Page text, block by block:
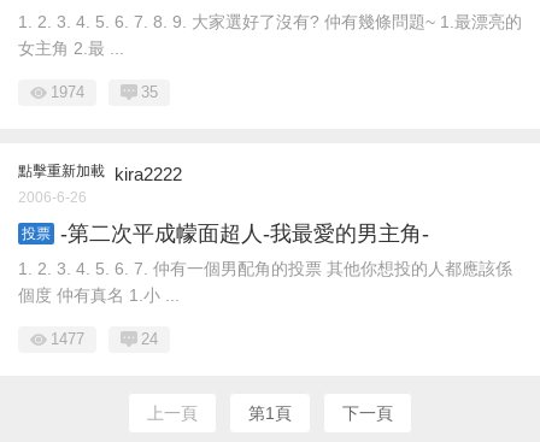
1. 2. 3. 4. 5. 6. 7. 8. 9. 大家選好了沒有? 仲有幾條問題~ 1.最漂亮的
女主角 2.最 ...
1974 35
點擊重新加載 kira2222
2006-6-26
投票 -第二次平成幪面超人-我最愛的男主角-
1. 2. 3. 4. 5. 6. 7. 仲有一個男配角的投票 其他你想投的人都應該係
個度 仲有真名 1.小 ...
1477 24
上一頁 第1頁 下一頁